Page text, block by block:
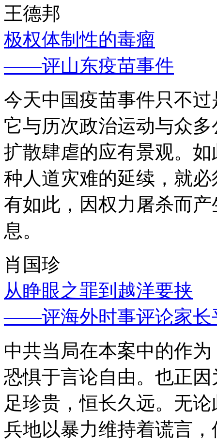
王德邦
极权体制性的毒瘤
——评山东疫苗事件
今天中国疫苗事件只不
它与历次政治运动与众
扩散肆虐的应有景观。
种人道灾难的延续，就
有如此，因权力屠杀而
息。
肖国珍
从睁眼之罪到越洋要挟
——评海外时事评论家长
中共当局在本案中的作
恐惧于言论自由。也正
足珍贵，恒长久远。无
兵地以暴力维持着谎言